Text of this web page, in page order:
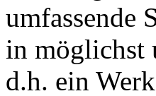
umfassende
in möglichst
d.h. ein